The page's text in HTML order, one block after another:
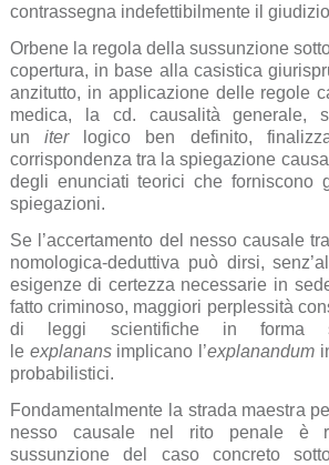
contrassegna indefettibilmente il
Orbene la regola della sussunzione
copertura, in base alla casistica
anzitutto, in applicazione delle regole
medica, la cd. causalità generale,
uniter
logico ben definito,
corrispondenza tra la spiegazione
degli enunciati teorici che forniscono
spiegazioni.
Se l’accertamento del nesso causale
nomologica-deduttiva può dirsi,
esigenze di certezza necessarie in
fatto criminoso, maggiori perplessità
di leggi scientifiche in forma
le explanans implicano l’explanandum
probabilistici.
Fondamentalmente la strada maestra
nesso causale nel rito penale è
sussunzione del caso concreto